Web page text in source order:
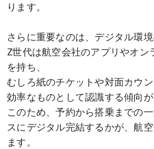
ります。
さらに重要なのは、デジタル環
Z世代は航空会社のアプリやオ
を持ち、
むしろ紙のチケットや対面カウ
効率なものとして認識する傾向が
このため、予約から搭乗までの
スにデジタル完結するかが、航
ます。